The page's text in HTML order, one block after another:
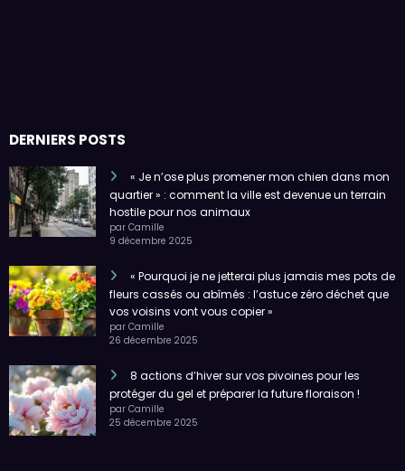
DERNIERS POSTS
« Je n’ose plus promener mon chien dans mon
quartier » : comment la ville est devenue un terrain
hostile pour nos animaux
par Camille
9 décembre 2025
« Pourquoi je ne jetterai plus jamais mes pots de
fleurs cassés ou abîmés : l’astuce zéro déchet que
vos voisins vont vous copier »
par Camille
26 décembre 2025
8 actions d’hiver sur vos pivoines pour les
protéger du gel et préparer la future floraison !
par Camille
25 décembre 2025